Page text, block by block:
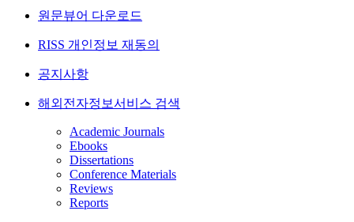
원문뷰어 다운로드
RISS 개인정보 재동의
공지사항
해외전자정보서비스 검색
Academic Journals
Ebooks
Dissertations
Conference Materials
Reviews
Reports